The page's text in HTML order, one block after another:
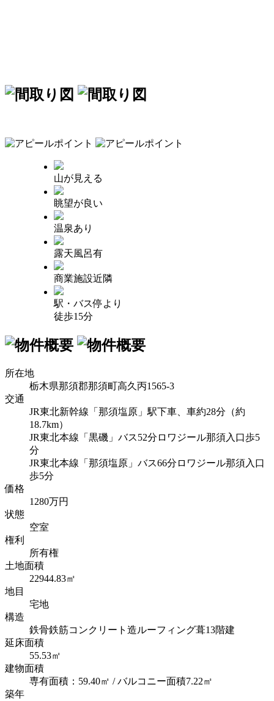
山が見える
眺望が良い
温泉あり
露天風呂有
商業施設近隣
駅・バス停より
徒歩15分
所在地
栃木県那須郡那須町高久丙1565-3
交通
JR東北新幹線「那須塩原」駅下車、車約28分（約
18.7km）
JR東北本線「黒磯」バス52分ロワジール那須入口歩5
分
JR東北本線「那須塩原」バス66分ロワジール那須入口
歩5分
価格
1280万円
状態
空室
権利
所有権
土地面積
22944.83㎡
地目
宅地
構造
鉄骨鉄筋コンクリート造ルーフィング葺13階建
延床面積
55.53㎡
建物面積
専有面積：59.40㎡ / バルコニー面積7.22㎡
築年